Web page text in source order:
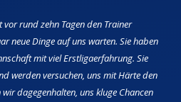
vor rund zehn Tagen den Trainer
neue Dinge auf uns warten. Sie haben
mit viel Erstligaerfahrung. Sie
werden versuchen, uns mit Härte den
dagegenhalten, uns kluge Chancen